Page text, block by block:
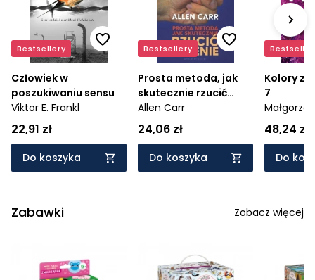
Bestsellery
Człowiek w
poszukiwaniu sensu
Viktor E. Frankl
22,91 zł
Do koszyka
Bestsellery
Prosta metoda, jak
skutecznie rzucić
palenie
Allen Carr
24,06 zł
Do koszyka
Kolory
7
Sobczak
48,24 zł
Do
Zabawki Zobacz więcej